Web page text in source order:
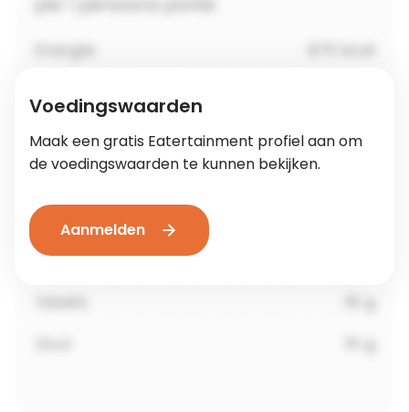
Voedingswaarden
Maak een gratis Eatertainment profiel aan om
de voedingswaarden te kunnen bekijken.
Aanmelden